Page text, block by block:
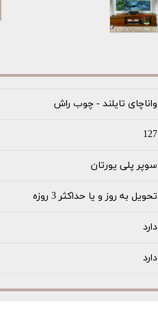
واناچای تایلند - چوب راش
127
سوپر پلی یورتان
تحویل به روز و یا حداکثر 3 روزه
دارد
دارد